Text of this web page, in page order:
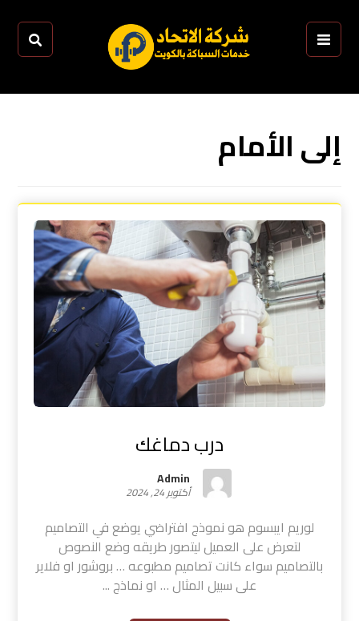
إلى الأمام
درب دماغك
Admin
أكتوبر 24, 2024
لوريم ايبسوم هو نموذج افتراضي يوضع في التصاميم
لتعرض على العميل ليتصور طريقه وضع النصوص
بالتصاميم سواء كانت تصاميم مطبوعه … بروشور او فلاير
على سبيل المثال … او نماذج ...